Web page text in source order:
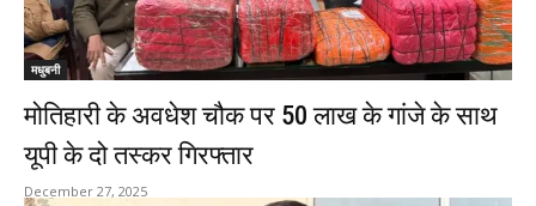
मधुबनी
मोतिहारी के अवधेश चौक पर 50 लाख के गांजे के साथ
यूपी के दो तस्कर गिरफ्तार
December 27, 2025